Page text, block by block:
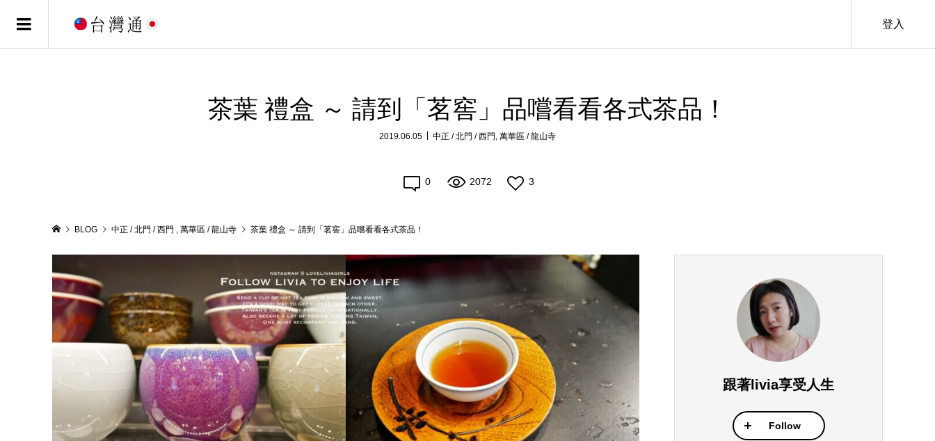
登入
茶葉 禮盒 ～ 請到「茗窖」品嚐看看各式茶品！
2019.06.05 中正 / 北門 / 西門 , 萬華區 / 龍山寺
0 2072 3
BLOG 中正 / 北門 / 西門 , 萬華區 / 龍山寺 茶葉 禮盒 ～ 請到「茗窖」品嚐看看各式茶品！
跟著livia享受人生
Follow